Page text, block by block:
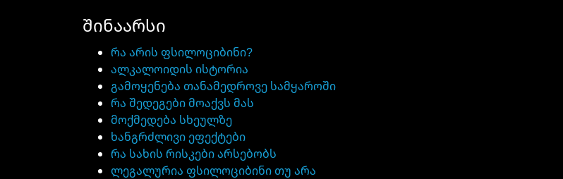
შინაარსი
რა არის ფსილოციბინი?
ალკალოიდის ისტორია
გამოყენება თანამედროვე სამყაროში
რა შედეგები მოაქვს მას
მოქმედება სხეულზე
ხანგრძლივი ეფექტები
რა სახის რისკები არსებობს
ლეგალურია ფსილოციბინი თუ არა